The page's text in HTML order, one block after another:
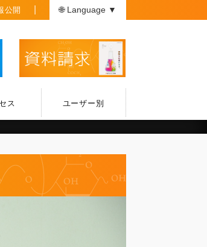
公開 🌐 Language ▼
ス ユーザー別